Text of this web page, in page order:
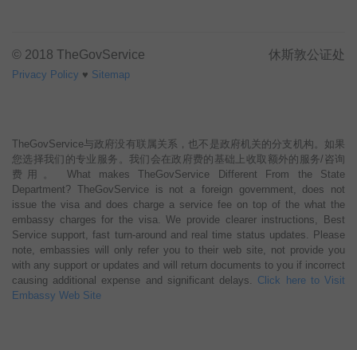
© 2018 TheGovService
Privacy Policy ♥ Sitemap
休斯敦公证处
TheGovService与政府没有联属关系，也不是政府机关的分支机构。如果
您选择我们的专业服务。我们会在政府费的基础上收取额外的服务/咨询
费用。 What makes TheGovService Different From the State
Department? TheGovService is not a foreign government, does not
issue the visa and does charge a service fee on top of the what the
embassy charges for the visa. We provide clearer instructions, Best
Service support, fast turn-around and real time status updates. Please
note, embassies will only refer you to their web site, not provide you
with any support or updates and will return documents to you if incorrect
causing additional expense and significant delays. Click here to Visit
Embassy Web Site